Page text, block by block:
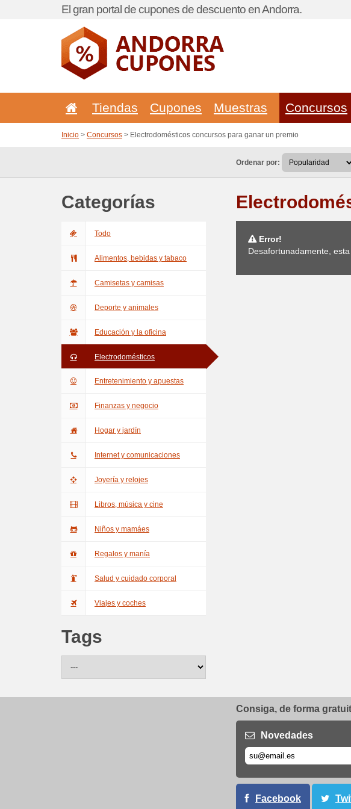
El gran portal de cupones de descuento en Andorra.
Tiendas Cupones Muestras Concursos
Inicio > Concursos > Electrodomésticos concursos para ganar un premio
Ordenar por:
Categorías
Todo
Alimentos, bebidas y tabaco
Camisetas y camisas
Deporte y animales
Educación y la oficina
Electrodomésticos
Entretenimiento y apuestas
Finanzas y negocio
Hogar y jardín
Internet y comunicaciones
Joyería y relojes
Libros, música y cine
Niños y mamáes
Regalos y manía
Salud y cuidado corporal
Viajes y coches
Tags
Error!
Desafortunadamente,
Consiga, de forma
Novedades
Facebook